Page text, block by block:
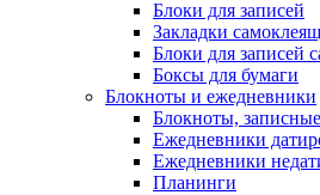
Блоки для записей
Закладки
Блоки для записей
Боксы для бумаги
Блокноты и ежедневники
Блокноты,
Ежедневники
Ежедневники
Планинги